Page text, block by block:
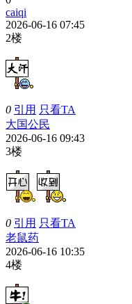
caiqi
2026-06-16 07:45
2楼
0 引用 只看TA
大国公民
2026-06-16 09:43
3楼
0 引用 只看TA
老鼠药
2026-06-16 10:35
4楼